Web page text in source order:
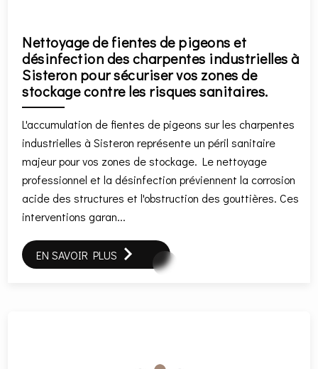
Nettoyage de fientes de pigeons et
désinfection des charpentes industrielles à
Sisteron pour sécuriser vos zones de
stockage contre les risques sanitaires.
L'accumulation de fientes de pigeons sur les charpentes
industrielles à Sisteron représente un péril sanitaire
majeur pour vos zones de stockage. Le nettoyage
professionnel et la désinfection préviennent la corrosion
acide des structures et l'obstruction des gouttières. Ces
interventions garan...
EN SAVOIR PLUS